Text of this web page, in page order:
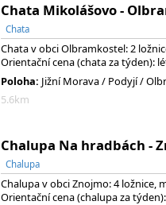
Chata Mikolášovo -
Chata
Chata v obci Olbramkostel: 2
Orientační cena (chata za týden):
Poloha: Jižní Morava/ Podyjí/
5.6km
Chalupa Na hradbách -
Chalupa
Chalupa v obci Znojmo: 4 ložnice,
Orientační cena (chalupa za